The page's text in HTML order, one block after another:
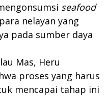
seafood
nelayan yang
pada sumber daya
Mas, Heru
proses yang harus
mencapai tahap ini